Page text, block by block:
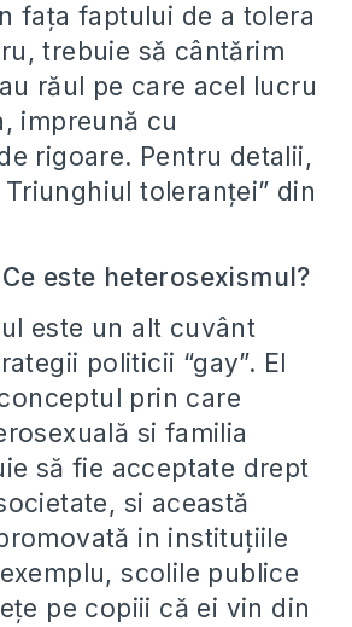
fața faptului de a tolera
trebuie să cântărim
răul pe care acel lucru
impreună cu
rigoare. Pentru detalii,
toleranței” din
este heterosexismul?
este un alt cuvânt
politicii “gay”. El
prin care
si familia
să fie acceptate drept
si această
in instituțiile
scolile publice
pe copiii că ei vin din